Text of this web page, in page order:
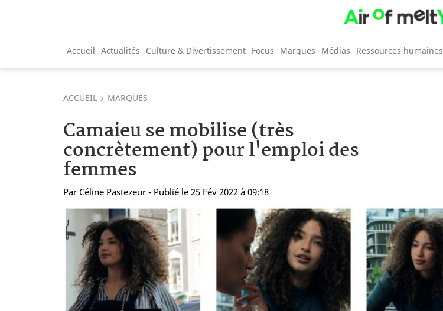
Accueil Actualités Culture & Divertissement Focus Marques Médias Ressources humaines
ACCUEIL MARQUES
Camaieu se mobilise (très
concrètement) pour l'emploi des
femmes
Par Céline Pastezeur - Publié le 25 Fév 2022 à 09:18